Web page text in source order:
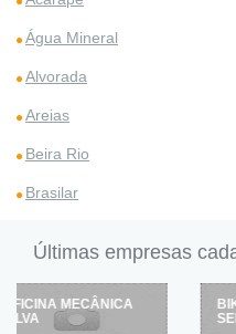
Água Mineral
Alvorada
Areias
Beira Rio
Brasilar
Últimas empresas
BIKE NEW'S PEÇAS E
SERVIÇOS